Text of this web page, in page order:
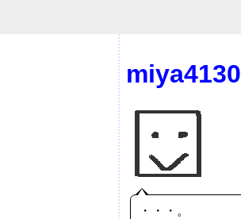
miya4130
・・・。